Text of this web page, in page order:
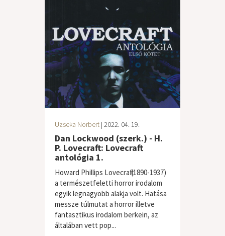
Uzseka Norbert | 2022. 04. 19.
Dan Lockwood (szerk.) - H.
P. Lovecraft: Lovecraft
antológia 1.
Howard Phillips Lovecraft (1890-1937)
a természetfeletti horror irodalom
egyik legnagyobb alakja volt. Hatása
messze túlmutat a horror illetve
fantasztikus irodalom berkein, az
általában vett pop...